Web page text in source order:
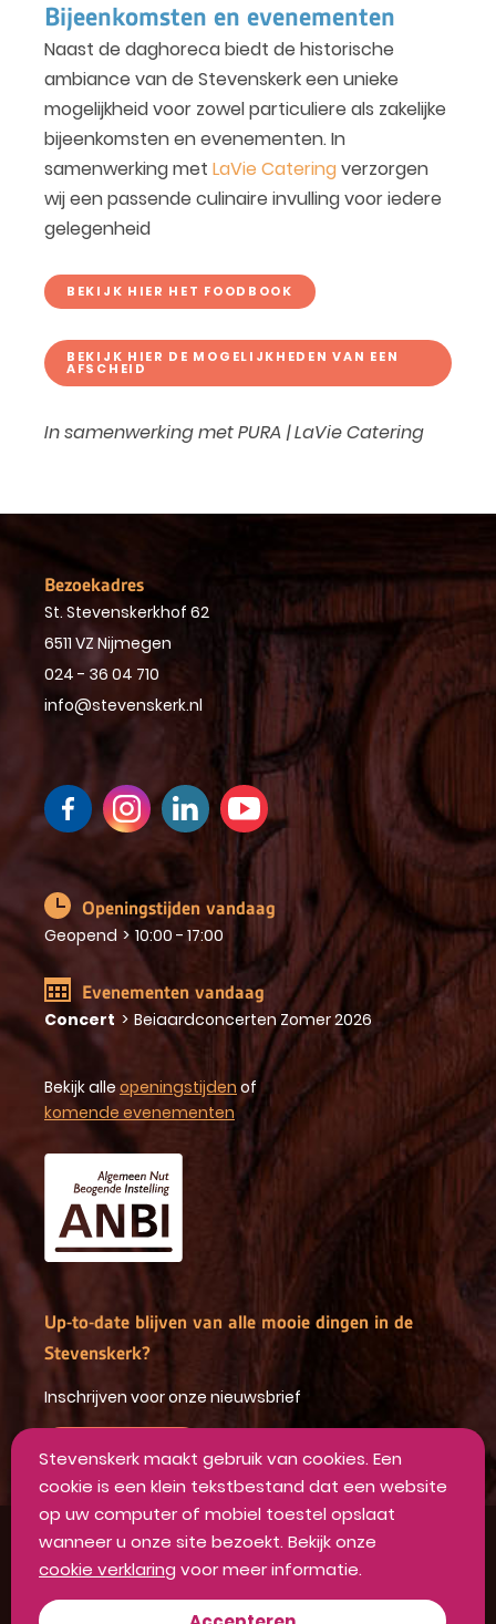
Bijeenkomsten en evenementen
Naast de daghoreca biedt de historische
ambiance van de Stevenskerk een unieke
mogelijkheid voor zowel particuliere als zakelijke
bijeenkomsten en evenementen. In
samenwerking met LaVie Cateringverzorgen
wij een passende culinaire invulling voor iedere
gelegenheid
BEKIJK HIER HET FOODBOOK
BEKIJK HIER DE MOGELIJKHEDEN VAN EEN
AFSCHEID
In samenwerking met PURA | LaVie Catering
Bezoekadres
St. Stevenskerkhof 62
6511 VZ Nijmegen
024 - 36 04 710
info@stevenskerk.nl
Openingstijden vandaag
Geopend > 10:00 - 17:00
Evenementen vandaag
Concert > Beiaardconcerten Zomer 2026
Bekijk alle openingstijden of
komende evenementen
Up-to-date blijven van alle mooie dingen in de
Stevenskerk?
Inschrijven voor onze nieuwsbrief
Algemene voorwaarden
Privacyverklaring
Disclaimer
Stevenskerk maakt gebruik van cookies. Een
cookie is een klein tekstbestand dat een website
op uw computer of mobiel toestel opslaat
wanneer u onze site bezoekt. Bekijk onze
cookie verklaring voor meer informatie.